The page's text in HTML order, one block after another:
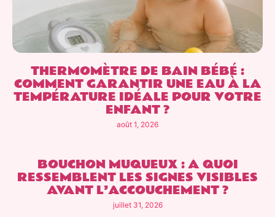
THERMOMÈTRE DE BAIN BÉBÉ :
COMMENT GARANTIR UNE EAU À LA
TEMPÉRATURE IDÉALE POUR VOTRE
ENFANT ?
août 1, 2026
BOUCHON MUQUEUX : À QUOI
RESSEMBLENT LES SIGNES VISIBLES
AVANT L’ACCOUCHEMENT ?
juillet 31, 2026